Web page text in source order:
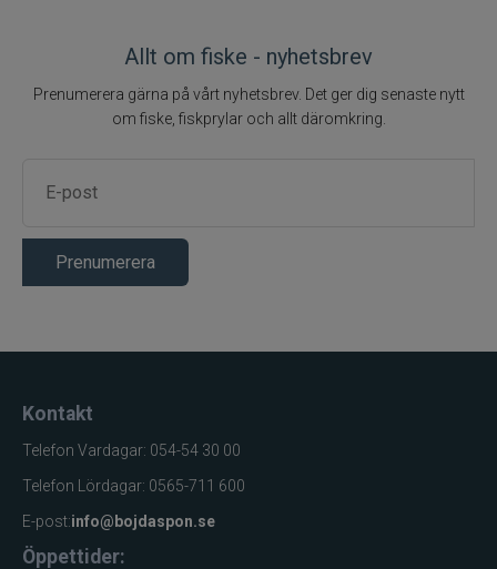
Allt om fiske - nyhetsbrev
Prenumerera gärna på vårt nyhetsbrev. Det ger dig senaste nytt
om fiske, fiskprylar och allt däromkring.
Prenumerera
Kontakt
Telefon Vardagar: 054-54 30 00
Telefon Lördagar: 0565-711 600
E-post:info@bojdaspon.se
Öppettider: